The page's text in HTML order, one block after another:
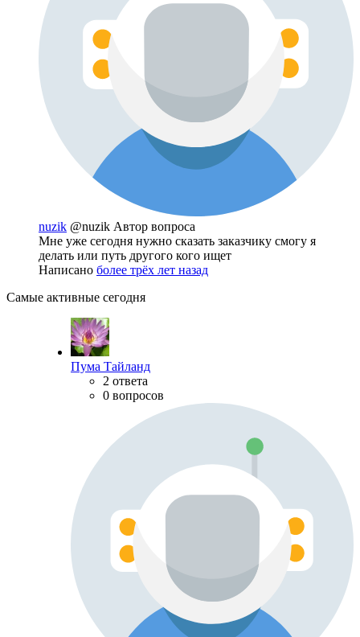
nuzik @nuzik Автор вопроса
Мне уже сегодня нужно сказать заказчику смогу я
делать или путь другого кого ищет
Написано более трёх лет назад
Самые активные сегодня
Пума Тайланд
2 ответа
0 вопросов